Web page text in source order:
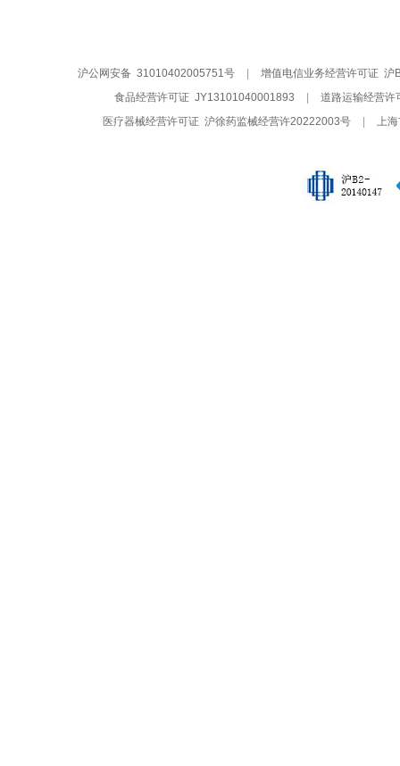
沪公网安备 31010402005751号
增值电信业务经营许可证 沪
食品经营许可证 JY13101040001893
道路运输经营许
医疗器械经营许可证 沪徐药监械经营许20222003号
上